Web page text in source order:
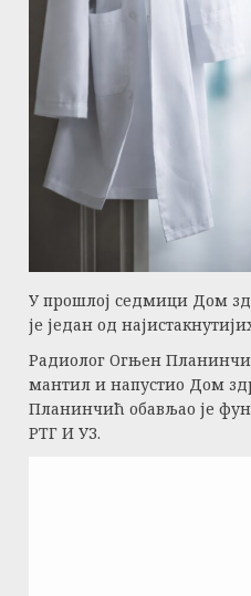
У прошлој седмици Дом
је један од
Радиолог Огњен
мантил и напустио Дом
Планинчић обављао је
РТГ И УЗ.